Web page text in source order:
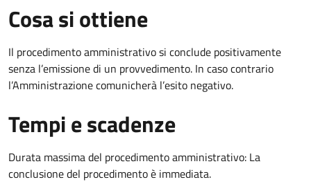
Cosa si ottiene
Il procedimento amministrativo si conclude positivamente
senza l’emissione di un provvedimento. In caso contrario
l’Amministrazione comunicherà l’esito negativo.
Tempi e scadenze
Durata massima del procedimento amministrativo: La
conclusione del procedimento è immediata.